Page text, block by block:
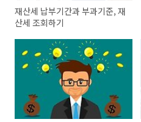
재산세 납부기간과 부과기준, 재
산세 조회하기